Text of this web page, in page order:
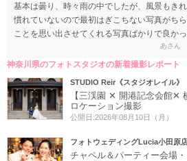
基本は曇り、時々雨の中でしたが、風景もき
慣れていないので最初はぎこちない写真がち
ことを思い出させてくれる写真ばかりで良か
あさん
神奈川県のフォトスタジオの新着撮影レポート
STUDIO Reir《スタジオレイル》
【三渓園 ✕ 開港記念会館✕
ロケーション撮影
公開日:2026年08月10日（月）
フォトウェディングLucia小田原
チャペル＆パーティー会場